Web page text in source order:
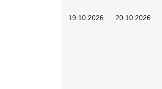
19.10.2026 20.10.2026